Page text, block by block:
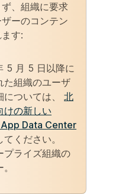
、 組織に要求
ーのコンテン
す:
5 月 5 日以降に
た組織のユーザ
については、 北
けの新しい
Data Center
ください。
プライズ組織の